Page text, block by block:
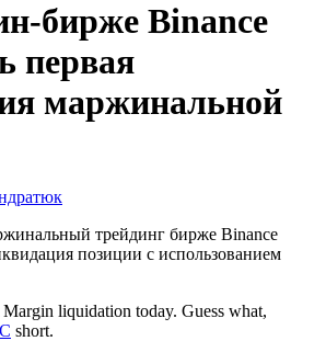
бирже Binance
первая
маржинальной
трейдинг бирже Binance
позиции с использованием
liquidation today. Guess what,
short.